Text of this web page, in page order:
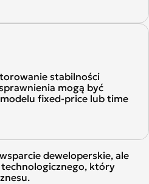
stabilności
mogą być
fixed-price lub time
deweloperskie, ale
który